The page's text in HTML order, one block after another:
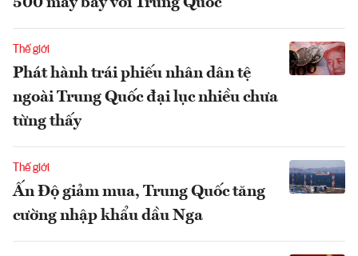
500 máy bay với Trung Quốc
Thế giới
Phát hành trái phiếu nhân dân tệ
ngoài Trung Quốc đại lục nhiều chưa
từng thấy
Thế giới
Ấn Độ giảm mua, Trung Quốc tăng
cường nhập khẩu dầu Nga